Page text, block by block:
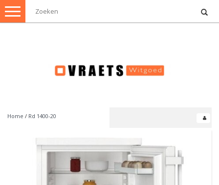
Toggle
navigation
Home / Rd 1400-20